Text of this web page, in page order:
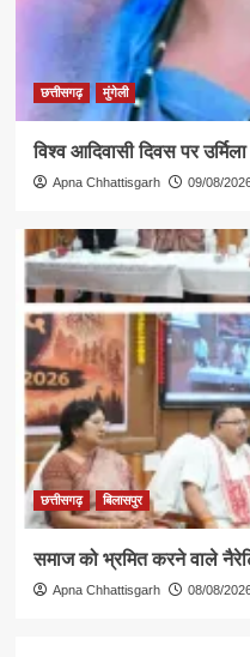
छत्तीसगढ़ मुंगेली
विश्व आदिवासी दिवस पर
Apna Chhattisgarh 09/08/
छत्तीसगढ़ बिलासपुर
समाज को भ्रमित करने वाले
Apna Chhattisgarh 08/08/